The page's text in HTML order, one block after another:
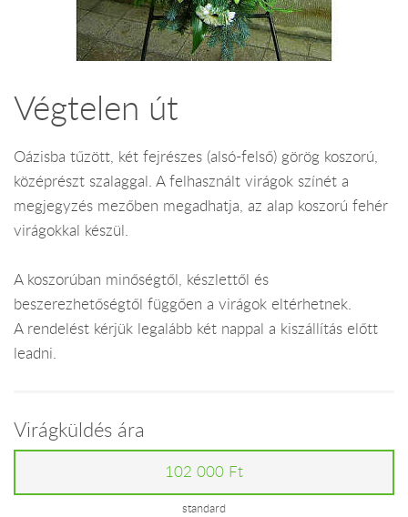
Végtelen út
Oázisba tűzött, két fejrészes (alsó-felső) görög koszorú,
középrészt szalaggal. A felhasznált virágok színét a
megjegyzés mezőben megadhatja, az alap koszorú fehér
virágokkal készül.
A koszorúban minőségtől, készlettől és
beszerezhetőségtől függően a virágok eltérhetnek.
A rendelést kérjük legalább két nappal a kiszállítás előtt
leadni.
Virágküldés ára
102 000 Ft
standard